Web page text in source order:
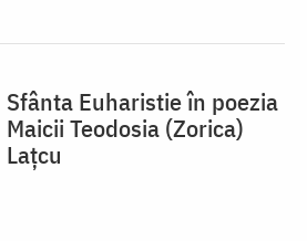
Sfânta Euharistie în poezia
Maicii Teodosia (Zorica)
Lațcu